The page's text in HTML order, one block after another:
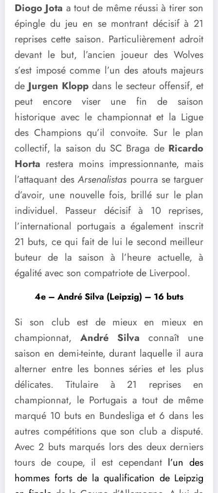
Diogo Jota a tout de même réussi à tirer son
épingle du jeu en se montrant décisif à 21
reprises cette saison. Particulièrement adroit
devant le but, l’ancien joueur des Wolves
s’est imposé comme l’un des atouts majeurs
deJurgen Klopp dans le secteur offensif, et
peut encore viser une fin de saison
historique avec le championnat et la Ligue
des Champions qu’il convoite. Sur le plan
collectif, la saison du SC Braga de Ricardo
Horta restera moins impressionnante, mais
l’attaquant desArsenalistas pourra se targuer
d’avoir, une nouvelle fois, brillé sur le plan
individuel. Passeur décisif à 10 reprises,
l’international portugais a également inscrit
21 buts, ce qui fait de lui le second meilleur
buteur de la saison à l’heure actuelle, à
égalité avec son compatriote de Liverpool.
4e – André Silva (Leipzig) – 16 buts
Si son club est de mieux en mieux en
championnat, André Silva connaît une
saison en demi-teinte, durant laquelle il aura
alterner entre les bonnes séries et les plus
délicates. Titulaire à 21 reprises en
championnat, le Portugais a tout de même
marqué 10 buts en Bundesliga et 6 dans les
autres compétitions que son club a disputé.
Avec 2 buts marqués lors des deux derniers
tours de coupe, il est cependant l’un des
hommes forts de la qualification de Leipzig